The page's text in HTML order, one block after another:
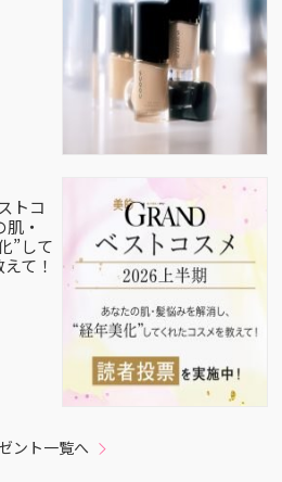
トコ
・
”して
て！
ント一覧へ